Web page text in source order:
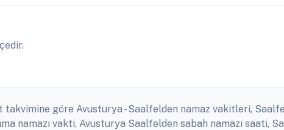
göre Avusturya - Saalfelden namaz vakitleri,
namazı vakti, Avusturya Saalfelden sabah namazı saati,